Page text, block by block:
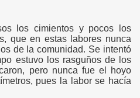
los cimientos y pocos los
que en estas labores nunca
de la comunidad. Se intentó
estuvo los rasguños de los
pero nunca fue el hoyo
pues la labor se hacía